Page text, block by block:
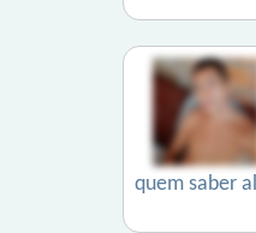
quem saber